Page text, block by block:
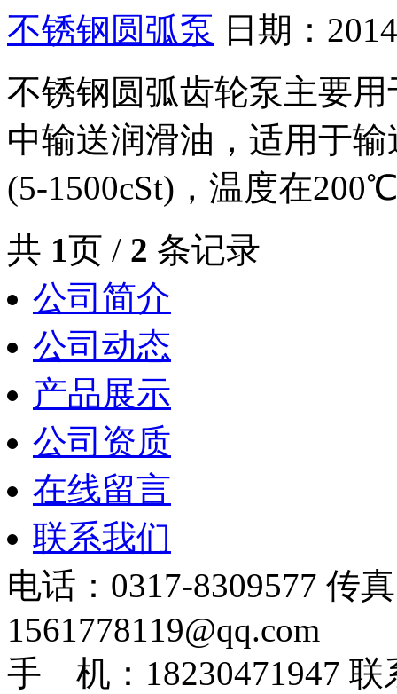
不锈钢圆弧泵 日期：
不锈钢圆弧齿轮泵主要
中输送润滑油，适用于输
(5-1500cSt)，温度在
共 1页 / 2 条记录
公司简介
公司动态
产品展示
公司资质
在线留言
联系我们
电话：0317-8309577 传
1561778119@qq.com
手 机：18230471947